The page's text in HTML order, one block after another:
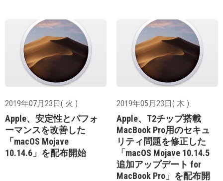
2019年07月23日( 火 )
Apple、安定性とパフォ
ーマンスを改善した
「macOS Mojave
10.14.6」を配布開始
2019年05月23日( 木 )
Apple、T2チップ搭載
MacBook Pro用のセキュ
リティ問題を修正した
「macOS Mojave 10.14.5
追加アップデート for
MacBook Pro」を配布開